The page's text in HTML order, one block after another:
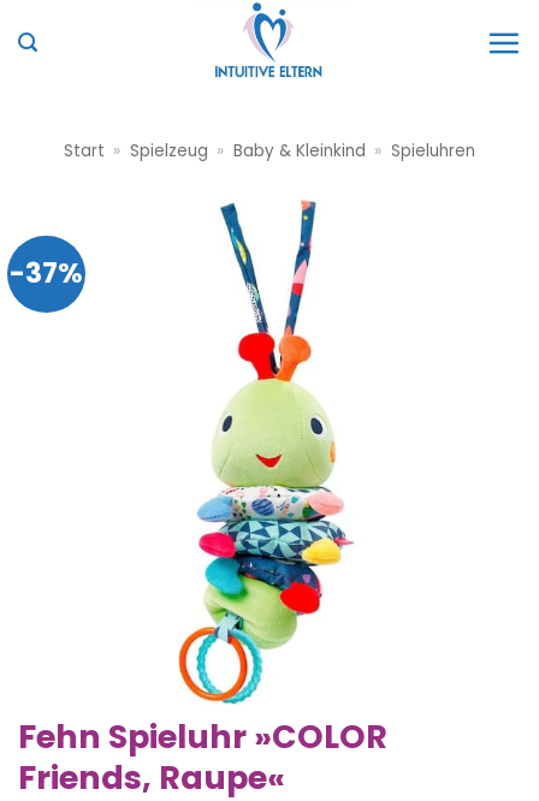
Inhalt
Start » Spielzeug » Baby & Kleinkind » Spieluhren
-37%
Fehn Spieluhr »COLOR
Friends, Raupe«